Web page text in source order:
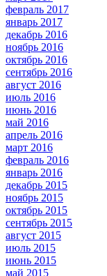
февраль 2017
январь 2017
декабрь 2016
ноябрь 2016
октябрь 2016
сентябрь 2016
август 2016
июль 2016
июнь 2016
май 2016
апрель 2016
март 2016
февраль 2016
январь 2016
декабрь 2015
ноябрь 2015
октябрь 2015
сентябрь 2015
август 2015
июль 2015
июнь 2015
май 2015